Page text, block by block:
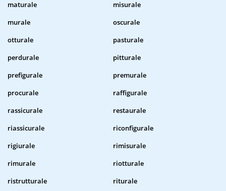
maturale
misurale
murale
oscurale
otturale
pasturale
perdurale
pitturale
prefigurale
premurale
procurale
raffigurale
rassicurale
restaurale
riassicurale
riconfigurale
rigiurale
rimisurale
rimurale
riotturale
ristrutturale
riturale